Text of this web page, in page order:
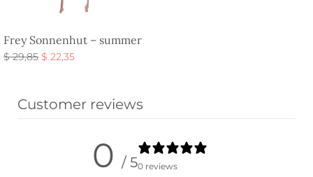
Frey Sonnenhut – summer
$29,85 Ursprünglicher
$ 22,35Aktueller
Customer reviews
0 / 50 reviews